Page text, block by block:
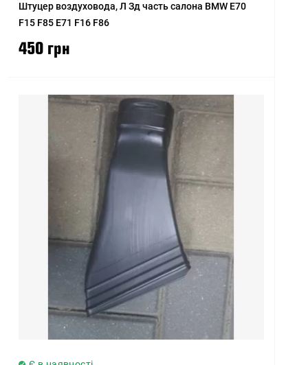
Штуцер воздуховода, Л Зд часть салона BMW E70
F15 F85 E71 F16 F86
450 грн